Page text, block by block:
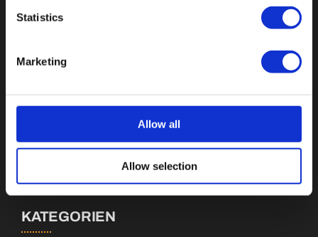
Statistics
Marketing
Allow all
Allow selection
Botnische Golf 9a, 3446 CN Woerden,
info@vianenonline.nl
+31 (0)34 8407 089
KATEGORIEN